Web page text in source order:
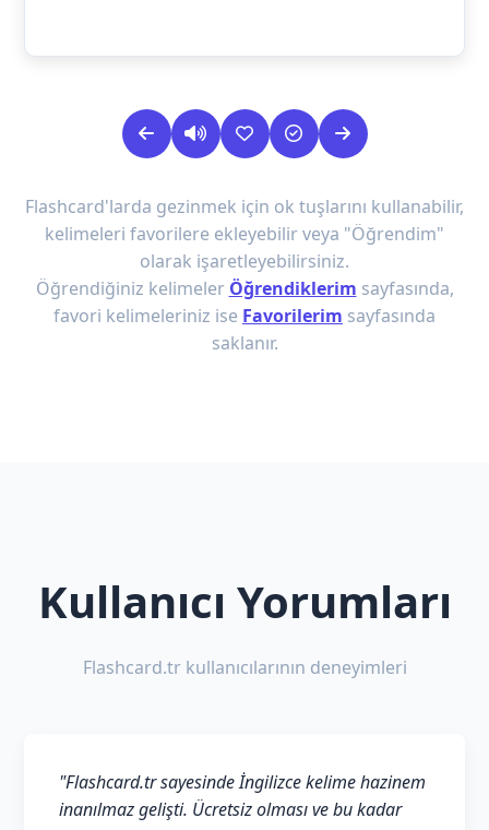
Flashcard'larda gezinmek için ok tuşlarını kullanabilir,
kelimeleri favorilere ekleyebilir veya "Öğrendim"
olarak işaretleyebilirsiniz.
Öğrendiğiniz kelimeler Öğrendiklerim sayfasında,
favori kelimeleriniz ise Favorilerim sayfasında
saklanır.
Kullanıcı Yorumları
Flashcard.tr kullanıcılarının deneyimleri
"Flashcard.tr sayesinde İngilizce kelime hazinem
inanılmaz gelişti. Ücretsiz olması ve bu kadar